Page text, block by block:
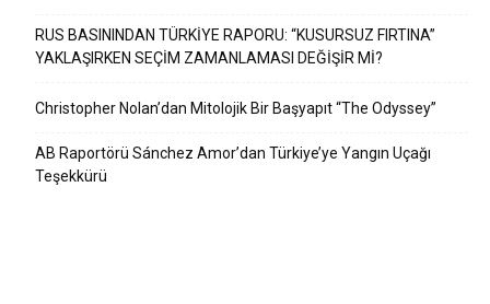
RUS BASININDAN TÜRKİYE RAPORU: “KUSURSUZ FIRTINA”
YAKLAŞIRKEN SEÇİM ZAMANLAMASI DEĞİŞİR Mİ?
Christopher Nolan’dan Mitolojik Bir Başyapıt “The Odyssey”
AB Raportörü Sánchez Amor’dan Türkiye’ye Yangın Uçağı
Teşekkürü